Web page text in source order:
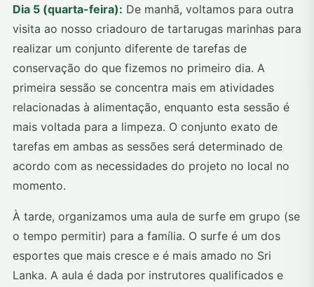
Dia 5 (quarta-feira): De manhã, voltamos para outra
visita ao nosso criadouro de tartarugas marinhas para
realizar um conjunto diferente de tarefas de
conservação do que fizemos no primeiro dia. A
primeira sessão se concentra mais em atividades
relacionadas à alimentação, enquanto esta sessão é
mais voltada para a limpeza. O conjunto exato de
tarefas em ambas as sessões será determinado de
acordo com as necessidades do projeto no local no
momento.
À tarde, organizamos uma aula de surfe em grupo (se
o tempo permitir) para a família. O surfe é um dos
esportes que mais cresce e é mais amado no Sri
Lanka. A aula é dada por instrutores qualificados e